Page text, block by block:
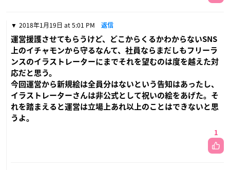
2018年1月19日 at 5:01 PM 返信
運営援護させてもらうけど、どこからくるかわからないSNS
上のイチャモンから守るなんて、社員ならまだしもフリーラ
ンスのイラストレーターにまでそれを望むのは度を越えた対
応だと思う。
今回運営から新規絵は全員分はないという告知はあったし、
イラストレーターさんは非公式として祝いの絵をあげた。そ
れを踏まえると運営は立場上あれ以上のことはできないと思
うよ。
1